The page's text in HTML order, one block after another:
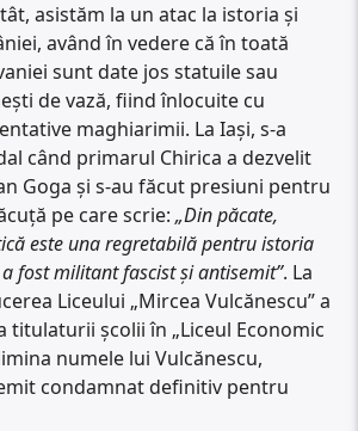
asistăm la un atac la istoria și
având în vedere că în toată
sunt date jos statuile sau
de vază, fiind înlocuite cu
maghiarimii. La Iași, s-a
când primarul Chirica a dezvelit
Goga și s-au făcut presiuni pentru
pe care scrie:„Din păcate,
este una regretabilă pentru istoria
fost militant fascist și antisemit”. La
Liceului „Mircea Vulcănescu” a
titulaturii școlii în „Liceul Economic
numele lui Vulcănescu,
condamnat definitiv pentru